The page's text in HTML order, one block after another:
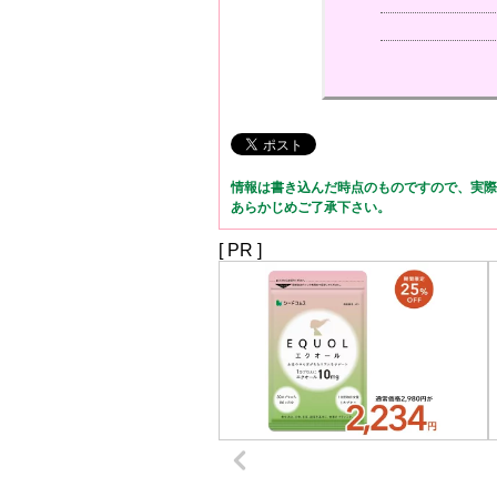
情報は書き込んだ時点のものですので、実
あらかじめご了承下さい。
[ PR ]